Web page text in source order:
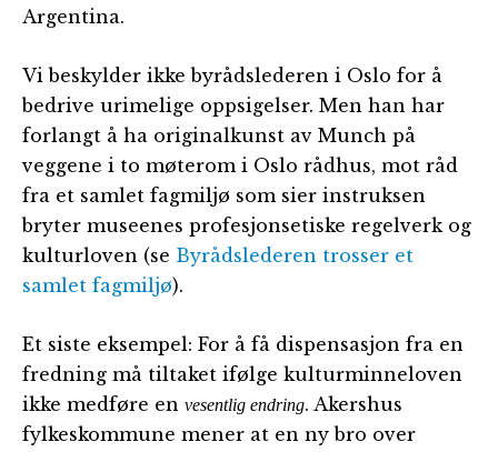
Argentina.
Vi beskylder ikke byrådslederen i Oslo for å
bedrive urimelige oppsigelser. Men han har
forlangt å ha originalkunst av Munch på
veggene i to møterom i Oslo rådhus, mot råd
fra et samlet fagmiljø som sier instruksen
bryter museenes profesjonsetiske regelverk og
kulturloven (se Byrådslederen trosser et
samlet fagmiljø).
Et siste eksempel: For å få dispensasjon fra en
fredning må tiltaket ifølge kulturminneloven
ikke medføre en vesentlig endring. Akershus
fylkeskommune mener at en ny bro over